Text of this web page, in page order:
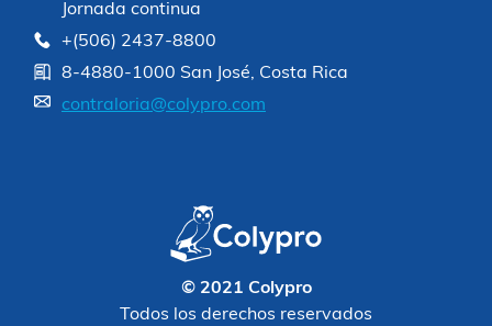
Jornada continua
+(506) 2437-8800
8-4880-1000 San José, Costa Rica
contraloria@colypro.com
© 2021 Colypro
Todos los derechos reservados